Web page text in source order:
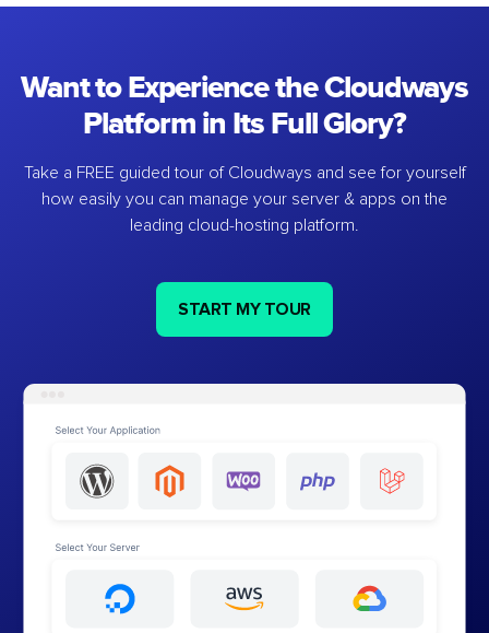
Want to Experience the Cloudways
Platform in Its Full Glory?
Take a FREE guided tour of Cloudways and see for yourself
how easily you can manage your server & apps on the
leading cloud-hosting platform.
START MY TOUR